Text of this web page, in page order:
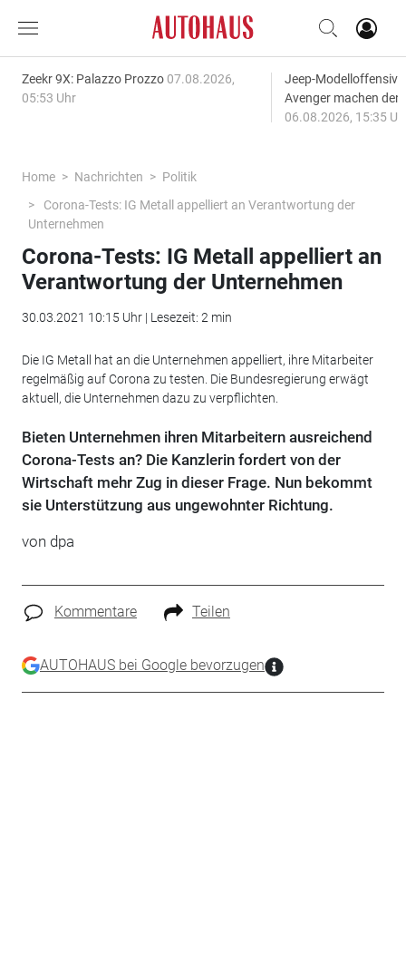
Zeekr 9X: Palazzo Prozzo 07.08.2026,
05:53 Uhr
Jeep-
Avenger machen
06.08.2026, 15:35
Home Nachrichten
Politik
Corona-Tests: IG Metall appelliert an Verantwortung der
Unternehmen
Corona-Tests: IG Metall appelliert an
Verantwortung der Unternehmen
30.03.2021 10:15 Uhr | Lesezeit: 2 min
Die IG Metall hat an die Unternehmen appelliert, ihre Mitarbeiter
regelmäßig auf Corona zu testen. Die Bundesregierung erwägt
aktuell, die Unternehmen dazu zu verpflichten.
Bieten Unternehmen ihren Mitarbeitern ausreichend
Corona-Tests an? Die Kanzlerin fordert von der
Wirtschaft mehr Zug in dieser Frage. Nun bekommt
sie Unterstützung aus ungewohnter Richtung.
von dpa
Kommentare Teilen
AUTOHAUS bei Google bevorzugen